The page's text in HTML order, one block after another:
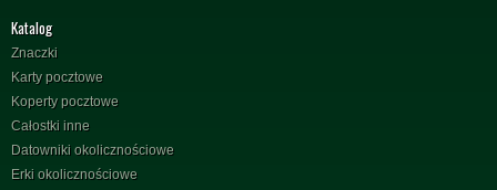
Katalog
Znaczki
Karty pocztowe
Koperty pocztowe
Całostki inne
Datowniki okolicznościowe
Erki okolicznościowe